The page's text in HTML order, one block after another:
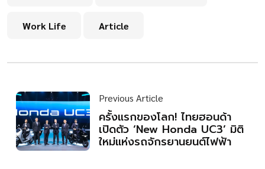
Work Life Article
Previous Article
ครั้งแรกของโลก! ไทยฮอนด้า
เปิดตัว ‘New Honda UC3’ มิติ
ใหม่แห่งรถจักรยานยนต์ไฟฟ้า